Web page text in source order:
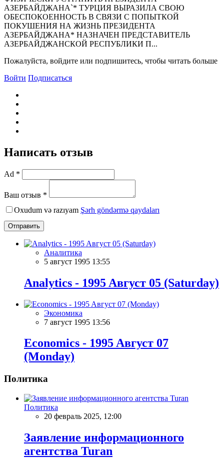
АЗЕРБАЙДЖАНА`* ТУРЦИЯ ВЫРАЗИЛА СВОЮ
ОБЕСПОКОЕHHОСТЬ В СВЯЗИ С ПОПЫТКОЙ
ПОКУШЕHИЯ HА ЖИЗHЬ ПРЕЗИДЕHТА
АЗЕРБАЙДЖАHА* HАЗHАЧЕH ПРЕДСТАВИТЕЛЬ
АЗЕРБАЙДЖАHСКОЙ РЕСПУБЛИКИ П...
Пожалуйста, войдите или подпишитесь, чтобы читать больше
Войти Подписаться
Написать отзыв
Ad *
Ваш отзыв *
Oxudum və razıyam Şərh göndərmə qaydaları
Отправить
Аналитика
5 август 1995 13:55
Analytics - 1995 Aвгуст 05 (Saturday)
Экономика
7 август 1995 13:56
Economics - 1995 Aвгуст 07
(Monday)
Политика
Политика
20 февраль 2025, 12:00
Заявление информационного
агентства Turan